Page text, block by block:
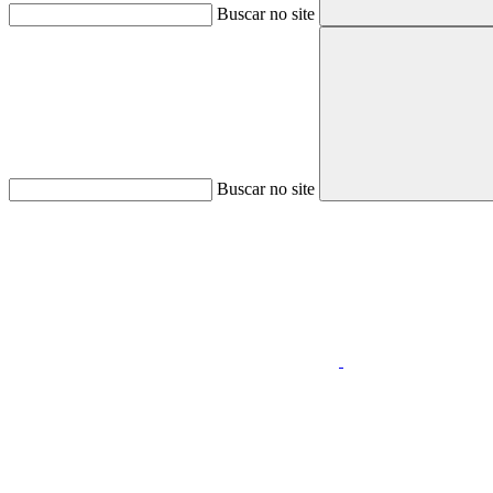
Buscar no site
Buscar no site